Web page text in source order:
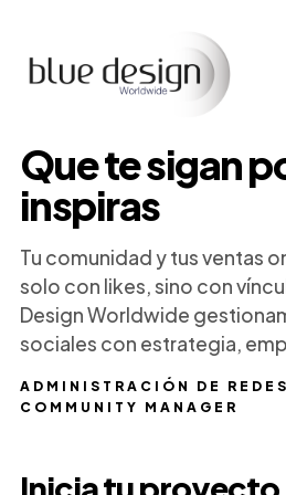
ADMINISTRACIÓN DE
COMMUNITY MANAGER
Que te sigan
inspiras
Tu comunidad y tus ventas
solo con likes, sino con
Design Worldwide
sociales con estrategia,